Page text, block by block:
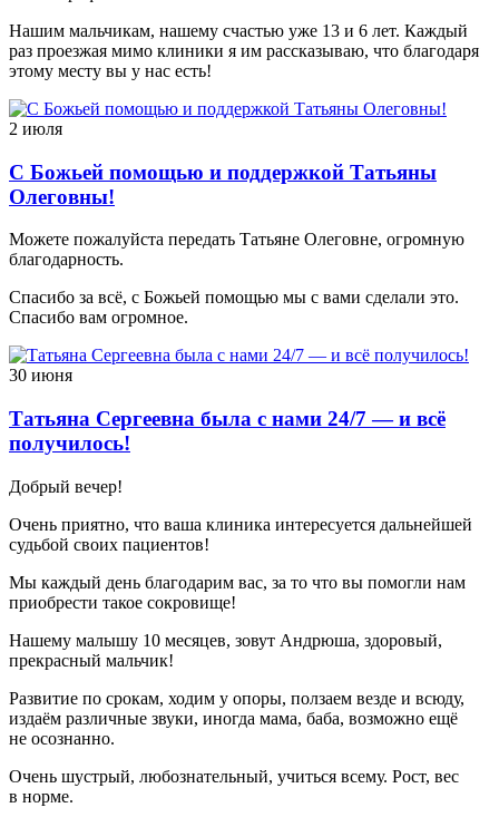
Нашим мальчикам, нашему счастью уже 13 и 6 лет. Каждый
раз проезжая мимо клиники я им рассказываю, что благодаря
этому месту вы у нас есть!
2 июля
С Божьей помощью и поддержкой Татьяны
Олеговны!
Можете пожалуйста передать Татьяне Олеговне, огромную
благодарность.
Спасибо за всё, с Божьей помощью мы с вами сделали это.
Спасибо вам огромное.
30 июня
Татьяна Сергеевна была с нами 24/7 — и всё
получилось!
Добрый вечер!
Очень приятно, что ваша клиника интересуется дальнейшей
судьбой своих пациентов!
Мы каждый день благодарим вас, за то что вы помогли нам
приобрести такое сокровище!
Нашему малышу 10 месяцев, зовут Андрюша, здоровый,
прекрасный мальчик!
Развитие по срокам, ходим у опоры, ползаем везде и всюду,
издаём различные звуки, иногда мама, баба, возможно ещё
не осознанно.
Очень шустрый, любознательный, учиться всему. Рост, вес
в норме.